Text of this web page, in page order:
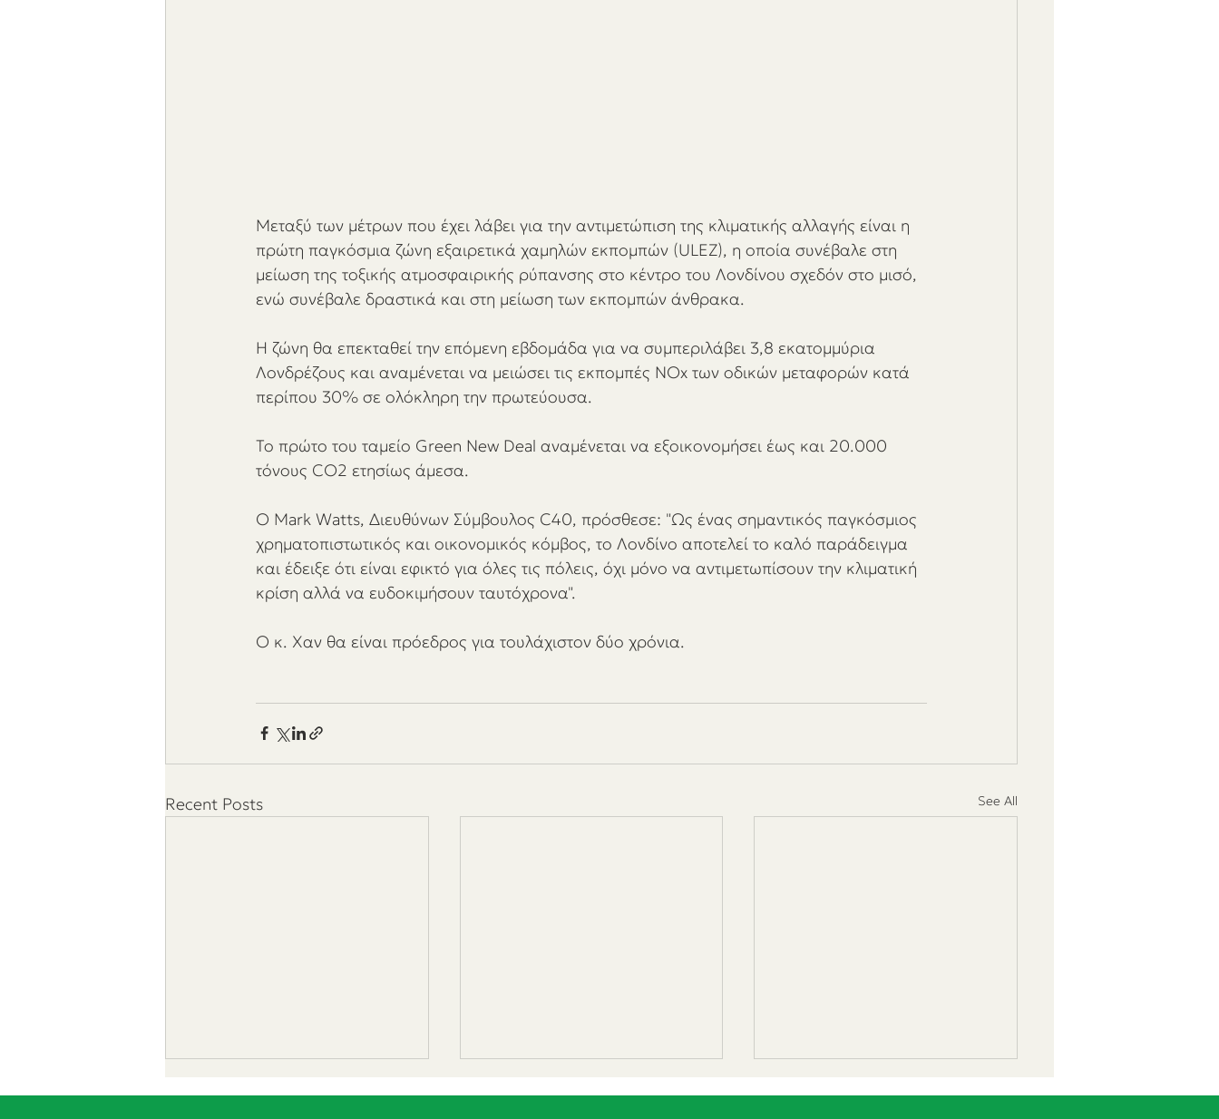
Μεταξύ των μέτρων που έχει λάβει για την αντιμετώπιση της κλιματικής αλλαγής είναι η
πρώτη παγκόσμια ζώνη εξαιρετικά χαμηλών εκπομπών (ULEZ), η οποία συνέβαλε στη
μείωση της τοξικής ατμοσφαιρικής ρύπανσης στο κέντρο του Λονδίνου σχεδόν στο μισό,
ενώ συνέβαλε δραστικά και στη μείωση των εκπομπών άνθρακα.
Η ζώνη θα επεκταθεί την επόμενη εβδομάδα για να συμπεριλάβει 3,8 εκατομμύρια
Λονδρέζους και αναμένεται να μειώσει τις εκπομπές NOx των οδικών μεταφορών κατά
περίπου 30% σε ολόκληρη την πρωτεύουσα.
Το πρώτο του ταμείο Green New Deal αναμένεται να εξοικονομήσει έως και 20.000
τόνους CO2 ετησίως άμεσα.
Ο Mark Watts, Διευθύνων Σύμβουλος C40, πρόσθεσε: "Ως ένας σημαντικός παγκόσμιος
χρηματοπιστωτικός και οικονομικός κόμβος, το Λονδίνο αποτελεί το καλό παράδειγμα
και έδειξε ότι είναι εφικτό για όλες τις πόλεις, όχι μόνο να αντιμετωπίσουν την κλιματική
κρίση αλλά να ευδοκιμήσουν ταυτόχρονα".
Ο κ. Χαν θα είναι πρόεδρος για τουλάχιστον δύο χρόνια.
Recent Posts See All